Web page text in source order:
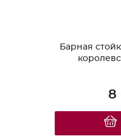
Барная
8